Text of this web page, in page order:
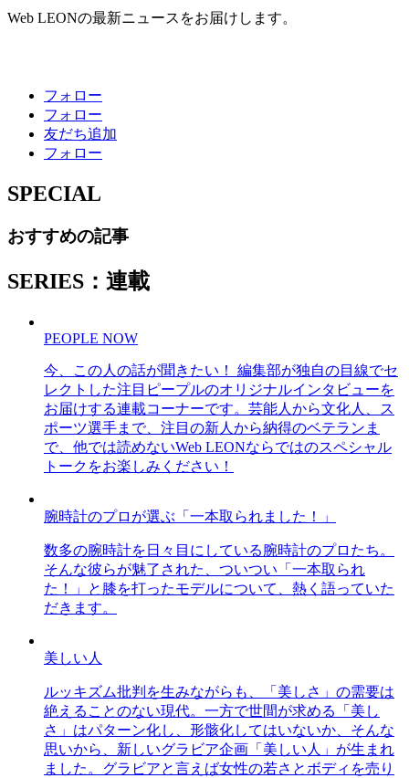
Web LEONの最新ニュースをお届けします。
フォロー
フォロー
友だち追加
フォロー
SPECIAL
おすすめの記事
SERIES：連載
PEOPLE NOW
今、この人の話が聞きたい！ 編集部が独自の目線でセ
レクトした注目ピープルのオリジナルインタビューを
お届けする連載コーナーです。芸能人から文化人、ス
ポーツ選手まで、注目の新人から納得のベテランま
で、他では読めないWeb LEONならではのスペシャル
トークをお楽しみください！
腕時計のプロが選ぶ「一本取られました！」
数多の腕時計を日々目にしている腕時計のプロたち。
そんな彼らが魅了された、ついつい「一本取られ
た！」と膝を打ったモデルについて、熱く語っていた
だきます。
美しい人
ルッキズム批判を生みながらも、「美しさ」の需要は
絶えることのない現代。一方で世間が求める「美し
さ」はパターン化し、形骸化してはいないか、そんな
思いから、新しいグラビア企画「美しい人」が生まれ
ました。グラビアと言えば女性の若さとボディを売り